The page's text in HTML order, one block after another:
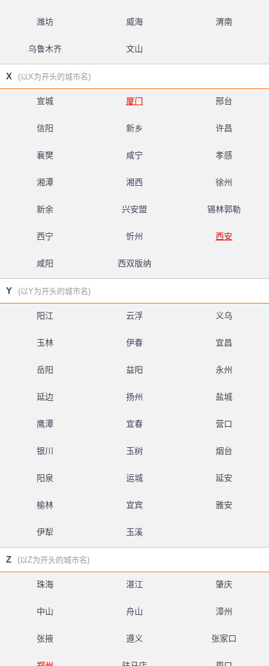
潍坊 威海 渭南
乌鲁木齐 文山
X (以X为开头的城市名)
宣城 厦门 邢台
信阳 新乡 许昌
襄樊 咸宁 孝感
湘潭 湘西 徐州
新余 兴安盟 锡林郭勒
西宁 忻州 西安
咸阳 西双版纳
Y (以Y为开头的城市名)
阳江 云浮 义乌
玉林 伊春 宜昌
岳阳 益阳 永州
延边 扬州 盐城
鹰潭 宜春 营口
银川 玉树 烟台
阳泉 运城 延安
榆林 宜宾 雅安
伊犁 玉溪
Z (以Z为开头的城市名)
珠海 湛江 肇庆
中山 舟山 漳州
张掖 遵义 张家口